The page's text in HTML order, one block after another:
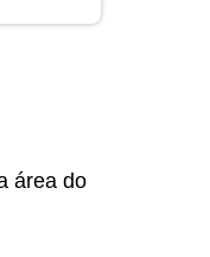
área do